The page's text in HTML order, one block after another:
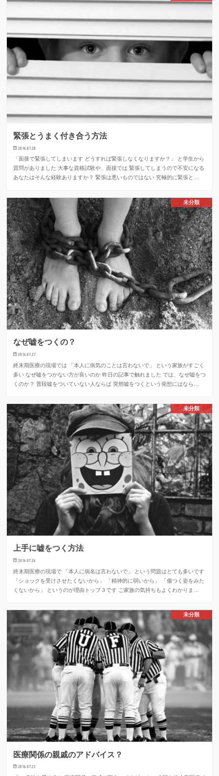
緊張とうまく付き合う方法
2016.07.28
「面接で緊張してしまいます どうすれば緊張しなくなりますか？」 と学生から
質問がありました 大事な資格試験や、面接では 緊張してしまうので不安になる
あなたはそんな経験ありますか？ 緊張は悪いものではない 究極的に緊張と…
未分類
なぜ嘘をつくの？
2016.07.27
終末期医療の現場では 「本人に病気のことは言わないで」 という家族がすごく
多い なぜ嘘をつかない方が良いのか 昨日の記事で触れました では、なぜ嘘をつ
くのか？ 普段嘘をついていない人ならば 突然嘘をつくという発想にはなら…
未分類
上手に嘘をつく方法
2016.07.26
終末期医療の現場で 「本人に病名は言わないで」 という問題はとても多いです
「ショックを受けさせたくないから」 「精神的に弱いから」 「傷つく姿をみた
くないから」 というのが理由トップ３です ご家族の気持ちもよくわかりま…
未分類
医療関係の親戚のアドバイス？
2016.07.25